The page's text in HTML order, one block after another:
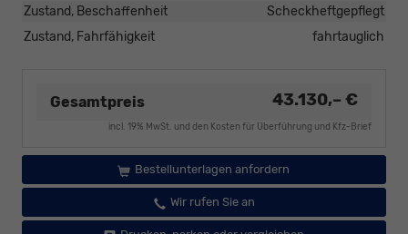
Zustand, Beschaffenheit
Scheckheftgepflegt
Zustand, Fahrfähigkeit
fahrtauglich
Gesamtpreis 43.130,– €
incl. 19% MwSt. und den Kosten für Überführung und Kfz-Brief
Bestellunterlagen anfordern
Wir rufen Sie an